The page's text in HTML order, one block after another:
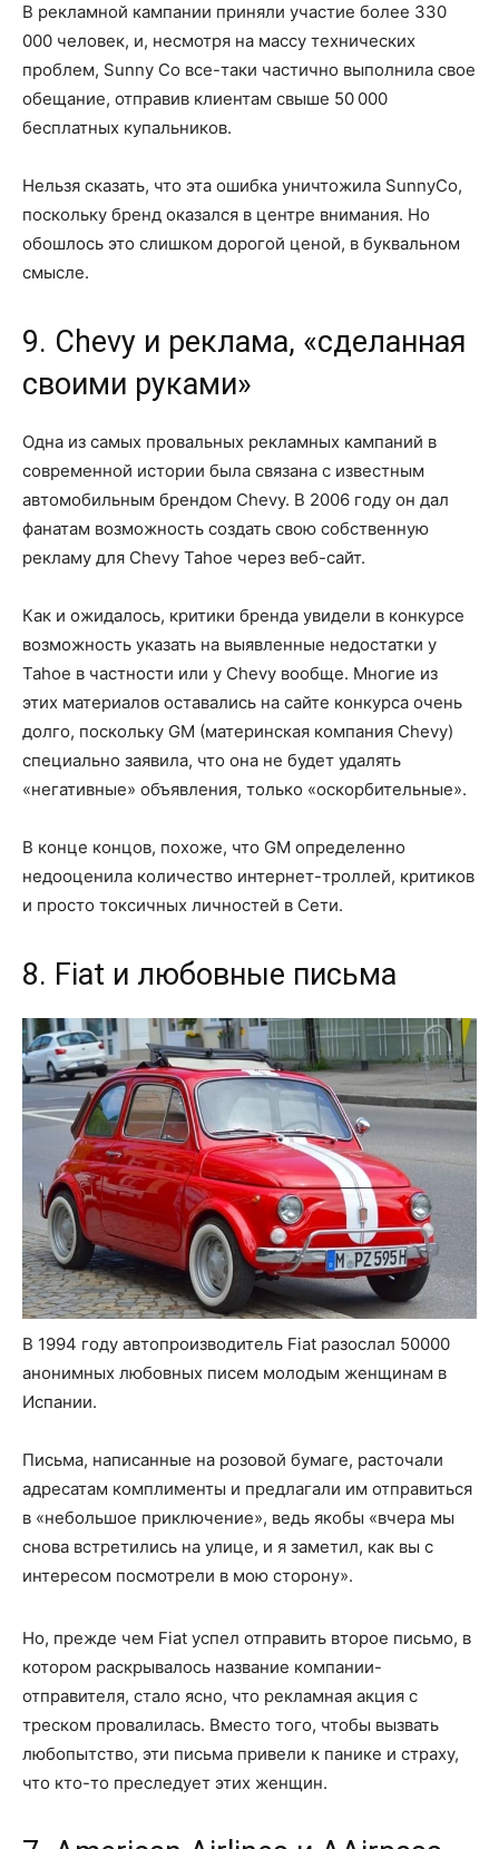
В рекламной кампании приняли участие более 330
000 человек, и, несмотря на массу технических
проблем, Sunny Co все-таки частично выполнила свое
обещание, отправив клиентам свыше 50 000
бесплатных купальников.
Нельзя сказать, что эта ошибка уничтожила SunnyCo,
поскольку бренд оказался в центре внимания. Но
обошлось это слишком дорогой ценой, в буквальном
смысле.
9. Chevy и реклама, «сделанная
своими руками»
Одна из самых провальных рекламных кампаний в
современной истории была связана с известным
автомобильным брендом Chevy. В 2006 году он дал
фанатам возможность создать свою собственную
рекламу для Chevy Tahoe через веб-сайт.
Как и ожидалось, критики бренда увидели в конкурсе
возможность указать на выявленные недостатки у
Tahoe в частности или у Chevy вообще. Многие из
этих материалов оставались на сайте конкурса очень
долго, поскольку GM (материнская компания Chevy)
специально заявила, что она не будет удалять
«негативные» объявления, только «оскорбительные».
В конце концов, похоже, что GM определенно
недооценила количество интернет-троллей, критиков
и просто токсичных личностей в Сети.
8. Fiat и любовные письма
В 1994 году автопроизводитель Fiat разослал 50000
анонимных любовных писем молодым женщинам в
Испании.
Письма, написанные на розовой бумаге, расточали
адресатам комплименты и предлагали им отправиться
в «небольшое приключение», ведь якобы «вчера мы
снова встретились на улице, и я заметил, как вы с
интересом посмотрели в мою сторону».
Но, прежде чем Fiat успел отправить второе письмо, в
котором раскрывалось название компании-
отправителя, стало ясно, что рекламная акция с
треском провалилась. Вместо того, чтобы вызвать
любопытство, эти письма привели к панике и страху,
что кто-то преследует этих женщин.